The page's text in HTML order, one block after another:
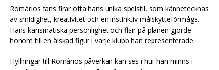
Romários fans firar ofta hans unika spelstil, som kännetecknas
av smidighet, kreativitet och en instinktiv målskytteförmåga.
Hans karismatiska personlighet och flair på planen gjorde
honom till en älskad figur i varje klubb han representerade.
Hyllningar till Romários påverkan kan ses i hur han minns i